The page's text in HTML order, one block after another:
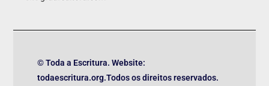
© Toda a Escritura. Website:
todaescritura.org.Todos os direitos reservados.